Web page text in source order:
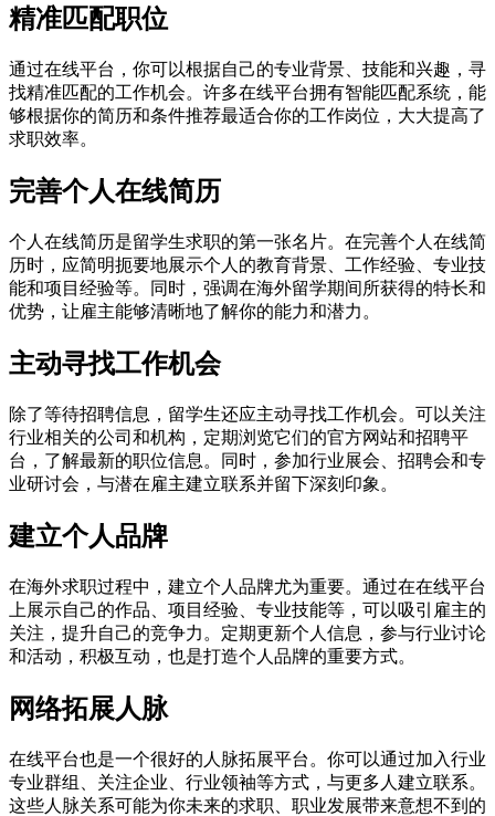
精准匹配职位
通过在线平台，你可以根据自己的专业背景、技能和兴趣，寻
找精准匹配的工作机会。许多在线平台拥有智能匹配系统，能
够根据你的简历和条件推荐最适合你的工作岗位，大大提高了
求职效率。
完善个人在线简历
个人在线简历是留学生求职的第一张名片。在完善个人在线简
历时，应简明扼要地展示个人的教育背景、工作经验、专业技
能和项目经验等。同时，强调在海外留学期间所获得的特长和
优势，让雇主能够清晰地了解你的能力和潜力。
主动寻找工作机会
除了等待招聘信息，留学生还应主动寻找工作机会。可以关注
行业相关的公司和机构，定期浏览它们的官方网站和招聘平
台，了解最新的职位信息。同时，参加行业展会、招聘会和专
业研讨会，与潜在雇主建立联系并留下深刻印象。
建立个人品牌
在海外求职过程中，建立个人品牌尤为重要。通过在在线平台
上展示自己的作品、项目经验、专业技能等，可以吸引雇主的
关注，提升自己的竞争力。定期更新个人信息，参与行业讨论
和活动，积极互动，也是打造个人品牌的重要方式。
网络拓展人脉
在线平台也是一个很好的人脉拓展平台。你可以通过加入行业
专业群组、关注企业、行业领袖等方式，与更多人建立联系。
这些人脉关系可能为你未来的求职、职业发展带来意想不到的